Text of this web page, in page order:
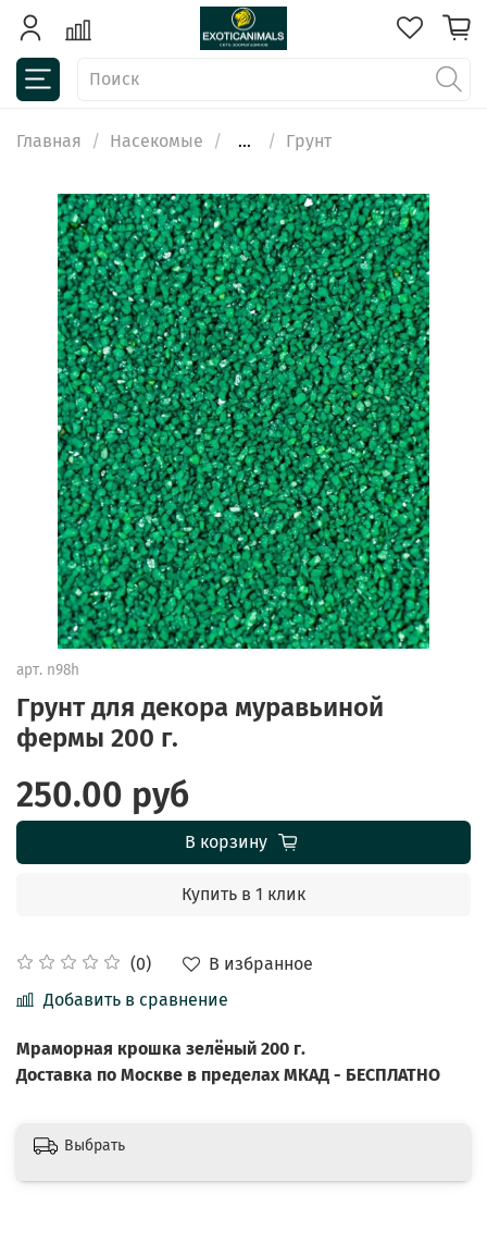
Главная Насекомые ... Грунт
арт. n98h
Грунт для декора муравьиной
фермы 200 г.
(0)
В избранное
Добавить в сравнение
250.00 руб
В корзину
Купить в 1 клик
Мраморная крошка зелёный 200 г.
Доставка по Москве в пределах МКАД - БЕСПЛАТНО
Выбрать